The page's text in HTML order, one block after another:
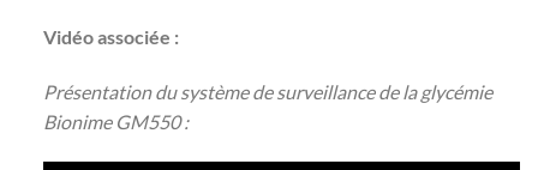
Vidéo associée :
Présentation du système de surveillance de la glycémie
Bionime GM550 :